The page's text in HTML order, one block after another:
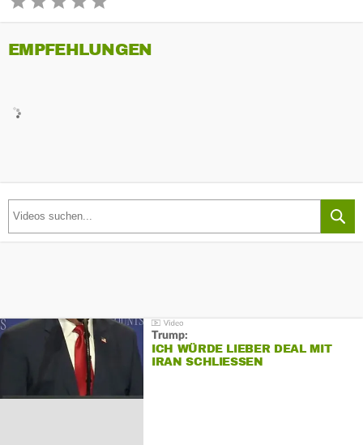
EMPFEHLUNGEN
Trump:
ICH WÜRDE LIEBER DEAL MIT
IRAN SCHLIESSEN